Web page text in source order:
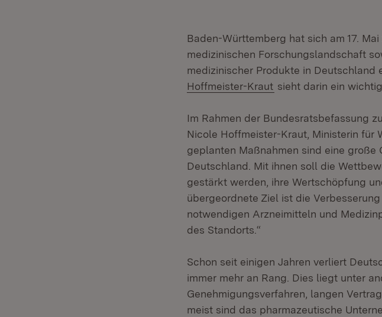
Baden-Württemberg hat sich am 17.
medizinischen Forschungslandschaft
medizinischer Produkte in Deutschland
Hoffmeister-Kraut sieht darin ein
Im Rahmen der Bundesratsbefassung
Nicole Hoffmeister-Kraut, Ministerin für
geplanten Maßnahmen sind eine große
Deutschland. Mit ihnen soll die
gestärkt werden, ihre Wertschöpfung
übergeordnete Ziel ist die
notwendigen Arzneimitteln und
des Standorts.“
Schon seit einigen Jahren verliert
immer mehr an Rang. Dies liegt unter
Genehmigungsverfahren, langen
meist sind das pharmazeutische